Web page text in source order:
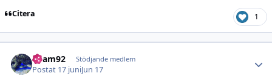
Citera 1
adam92 Stödjande medlem
Postat 17 juniJun 17